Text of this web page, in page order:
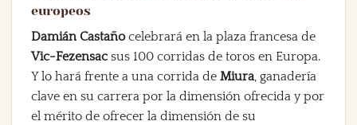
europeos
Damián Castañocelebrará en la plaza francesa de
Vic-Fezensac sus 100 corridas de toros en Europa.
Y lo hará frente a una corrida de Miura, ganadería
clave en su carrera por la dimensión ofrecida y por
el mérito de ofrecer la dimensión de su